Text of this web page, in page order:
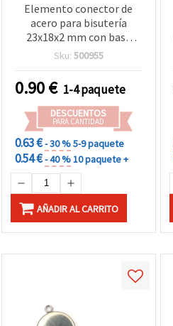
Elemento conector de
acero para bisutería
23x18x2 mm con base
para cabujón de 16 mm,
plateado - Paquete de 5
piezas
Sku: 500955
0.90€ 1-4 paquete
DESCUENTOS
PARA CANTIDAD
0.63 €- 30 %5-9 paquete
0.54 €- 40 %10 paquete +
AÑADIR AL CARRITO